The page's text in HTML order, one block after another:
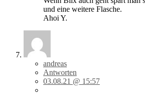
und eine weitere Flasche.
Ahoi Y.
andreas
Antworten
03.08.21 @ 15:57